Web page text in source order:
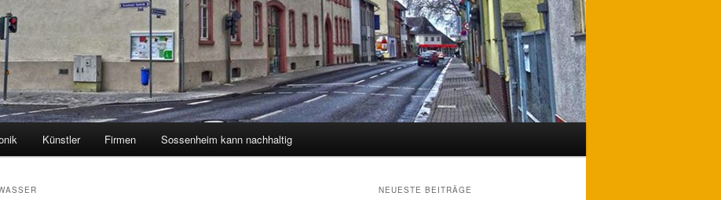
Künstler Firmen Sossenheim kann nachhaltig
NEUESTE BEITRÄGE